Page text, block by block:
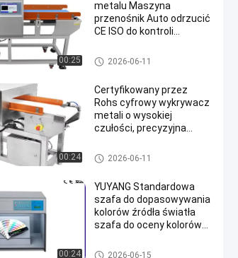
00:25
metalu Maszyna
przenośnik Auto odrzucić
CE ISO do kontroli
Urządzenia do testowania tek
styliów
2026-06-11
00:24
Certyfikowany przez
Rohs cyfrowy wykrywacz
metali o wysokiej
czułości, precyzyjna
dla przemysłowego
wykrywacza metali
Urządzenia do testowania tek
styliów
2026-06-11
00:24
YUYANG Standardowa
szafa do dopasowywania
kolorów źródła światła
szafa do oceny kolorów
włókienniczych
Urządzenia do testowania tek
2026-06-15